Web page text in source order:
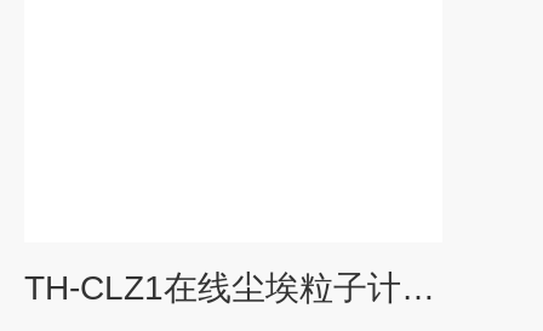
TH-CLZ1在线尘埃粒子计数器